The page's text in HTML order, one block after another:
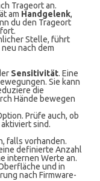
Trageort an.
am Handgelenk,
du den Trageort
Stelle, führt
nach dem
Sensitivität. Eine
Sie kann
die
Hände bewegen
Prüfe auch, ob
sind.
falls vorhanden.
definierte Anzahl
internen Werte an.
und in
nach Firmware-